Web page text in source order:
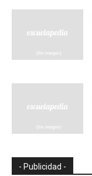
- Publicidad -